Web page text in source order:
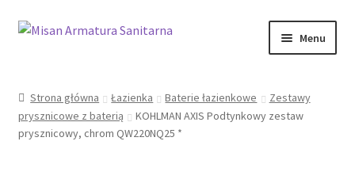
Przejdź
Przejdź
Menu
Moje konto
Strona główna Łazienka Baterie łazienkowe
Zestawy
prysznicowe z baterią
KOHLMAN AXIS Podtynkowy zestaw
prysznicowy, chrom QW220NQ25 *